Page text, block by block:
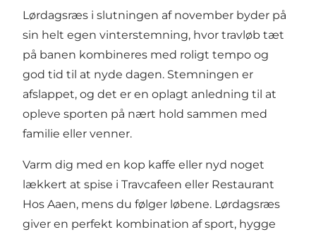
Lørdagsræs i slutningen af november byder på
sin helt egen vinterstemning, hvor travløb tæt
på banen kombineres med roligt tempo og
god tid til at nyde dagen. Stemningen er
afslappet, og det er en oplagt anledning til at
opleve sporten på nært hold sammen med
familie eller venner.
Varm dig med en kop kaffe eller nyd noget
lækkert at spise i Travcafeen eller Restaurant
Hos Aaen, mens du følger løbene. Lørdagsræs
giver en perfekt kombination af sport, hygge